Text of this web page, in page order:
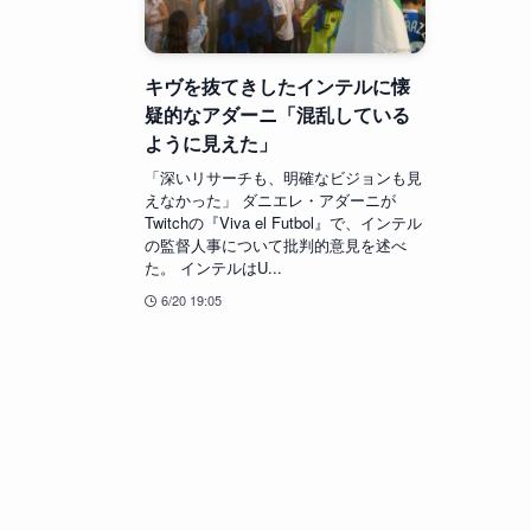
キヴを抜てきしたインテルに懐
疑的なアダーニ「混乱している
ように見えた」
「深いリサーチも、明確なビジョンも見
えなかった」 ダニエレ・アダーニが
Twitchの『Viva el Futbol』で、インテル
の監督人事について批判的意見を述べ
た。 インテルはU...
6/20 19:05